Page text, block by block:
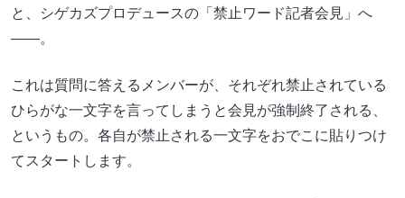
と、シゲカズプロデュースの「禁止ワード記者会見」へ
――。
これは質問に答えるメンバーが、それぞれ禁止されている
ひらがな一文字を言ってしまうと会見が強制終了される、
というもの。各自が禁止される一文字をおでこに貼りつけ
てスタートします。